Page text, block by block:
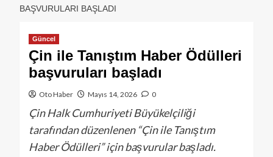
BAŞVURULARI BAŞLADI
Güncel
Çin ile Tanıştım Haber Ödülleri
başvuruları başladı
Oto Haber Mayıs 14, 2026 0
Çin Halk Cumhuriyeti Büyükelçiliği
tarafından düzenlenen “Çin ile Tanıştım
Haber Ödülleri” için başvurular başladı.